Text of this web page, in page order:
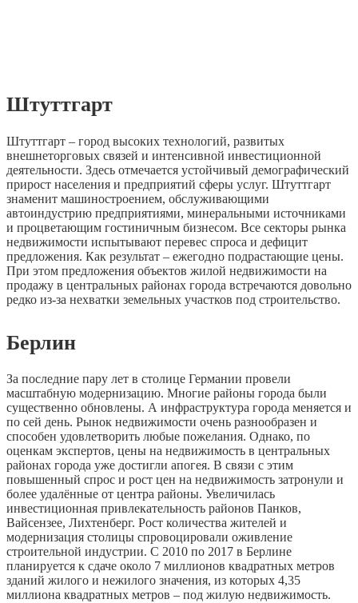
Штуттгарт
Штуттгарт – город высоких технологий, развитых
внешнеторговых связей и интенсивной инвестиционной
деятельности. Здесь отмечается устойчивый демографический
прирост населения и предприятий сферы услуг. Штуттгарт
знаменит машиностроением, обслуживающими
автоиндустрию предприятиями, минеральными источниками
и процветающим гостиничным бизнесом. Все секторы рынка
недвижимости испытывают перевес спроса и дефицит
предложения. Как результат – ежегодно подрастающие цены.
При этом предложения объектов жилой недвижимости на
продажу в центральных районах города встречаются довольно
редко из-за нехватки земельных участков под строительство.
Берлин
За последние пару лет в столице Германии провели
масштабную модернизацию. Многие районы города были
существенно обновлены. А инфраструктура города меняется и
по сей день. Рынок недвижимости очень разнообразен и
способен удовлетворить любые пожелания. Однако, по
оценкам экспертов, цены на недвижимость в центральных
районах города уже достигли апогея. В связи с этим
повышенный спрос и рост цен на недвижимость затронули и
более удалённые от центра районы. Увеличилась
инвестиционная привлекательность районов Панков,
Вайсензее, Лихтенберг. Рост количества жителей и
модернизация столицы спровоцировали оживление
строительной индустрии. С 2010 по 2017 в Берлине
планируется к сдаче около 7 миллионов квадратных метров
зданий жилого и нежилого значения, из которых 4,35
миллиона квадратных метров – под жилую недвижимость.